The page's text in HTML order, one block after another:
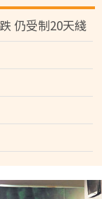
仍受制20天綫